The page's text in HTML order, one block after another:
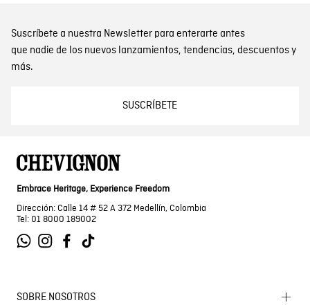
Suscríbete a nuestra Newsletter para enterarte antes
que nadie de los nuevos lanzamientos, tendencias, descuentos y
más.
SUSCRÍBETE
Embrace Heritage, Experience Freedom
Dirección: Calle 14 # 52 A 372 Medellín, Colombia
Tel: 01 8000 189002
SOBRE NOSOTROS